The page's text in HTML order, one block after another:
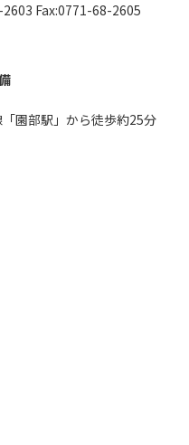
Fax:0771-68-2605
園部駅」から徒歩約25分